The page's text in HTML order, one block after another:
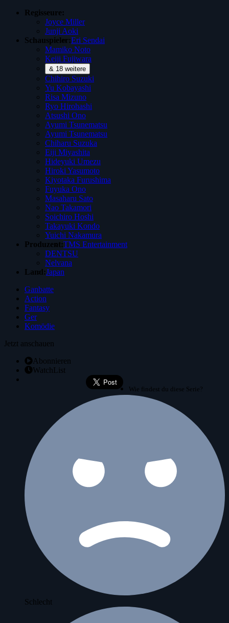
Regisseure:
Joyce Miller
Junji Aoki
Schauspieler:Eri Sendai
Mamiko Noto
Keiji Fujiwara
& 18 weitere
Chihiro Suzuki
Yu Kobayashi
Risa Mizuno
Ryo Hirohashi
Atsushi Ono
Ayumi Tsunematsu
Ayumi Tsunematsu
Chiharu Suzuka
Eiji Miyashita
Hideyuki Umezu
Hiroki Yasumoto
Kiyotaka Furushima
Fuyuka Ono
Masaharu Sato
Nao Takamori
Soichiro Hoshi
Takayuki Kondo
Yuichi Nakamura
Produzent:TMS Entertainment
DENTSU
Nelvana
Land:Japan
Ganbatte
Action
Fantasy
Ger
Komödie
Jetzt anschauen
Abonnieren
WatchList
Wie findest du diese Serie?
Schlecht